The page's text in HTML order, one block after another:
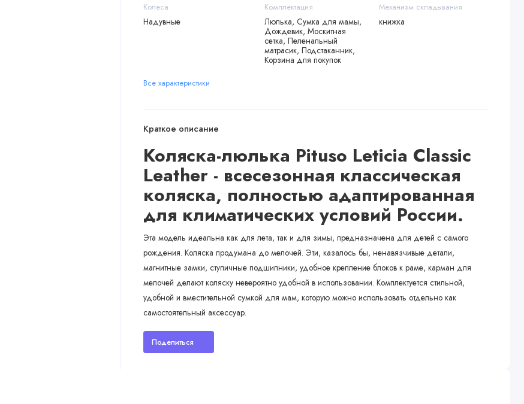
Колеса
Надувные
Комплектация
Люлька, Сумка для мамы,
Дождевик, Москитная
сетка, Пеленальный
матрасик, Подстаканник,
Корзина для покупок
Механизм складывания
книжка
Все характеристики
Краткое описание
Коляска-люлька Pituso Leticia Classic
Leather - всесезонная классическая
коляска, полностью адаптированная
для климатических условий России.
Эта модель идеальна как для лета, так и для зимы, предназначена для детей с самого
рождения. Коляска продумана до мелочей. Эти, казалось бы, ненавязчивые детали,
магнитные замки, ступичные подшипники, удобное крепление блоков к раме, карман для
мелочей делают коляску невероятно удобной в использовании. Комплектуется стильной,
удобной и вместительной сумкой для мам, которую можно использовать отдельно как
самостоятельный аксессуар.
Поделиться